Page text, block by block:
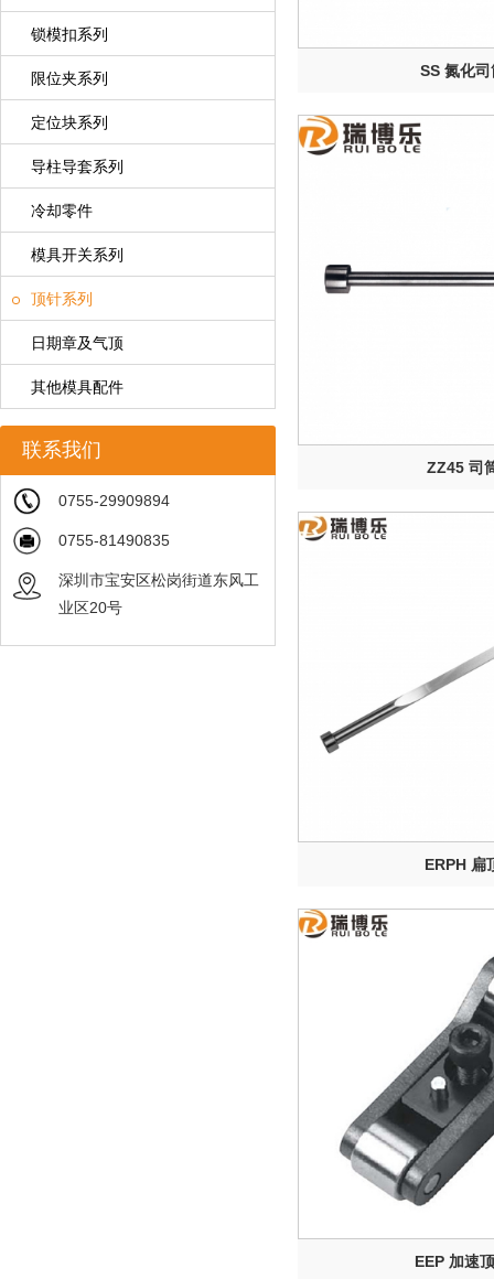
锁模扣系列
限位夹系列
定位块系列
导柱导套系列
冷却零件
模具开关系列
顶针系列
日期章及气顶
其他模具配件
联系我们
0755-29909894
0755-81490835
深圳市宝安区松岗街道东风工
业区20号
SS 氮化司
ZZ45 司
ERPH 扁
EEP 加速